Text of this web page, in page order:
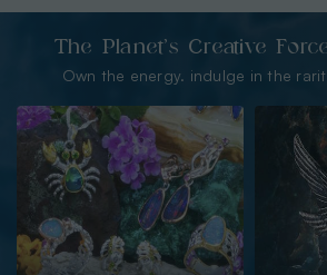
The Planet’s Creative
Own the energy. indulge in the